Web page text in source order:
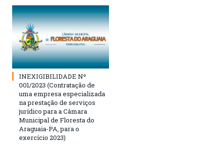
INEXIGIBILIDADE Nº
001/2023 (Contratação de
uma empresa especializada
na prestação de serviços
jurídico para a Câmara
Municipal de Floresta do
Araguaia-PA, para o
exercício 2023)